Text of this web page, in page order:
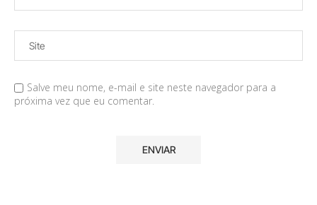
Salve meu nome, e-mail e site neste navegador para a
próxima vez que eu comentar.